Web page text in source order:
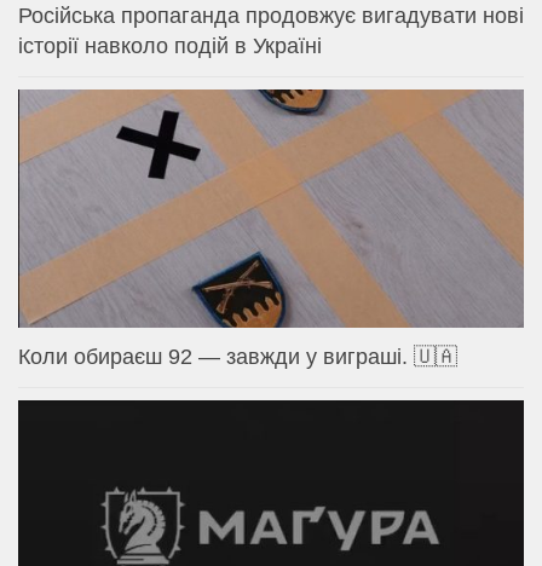
Російська пропаганда продовжує вигадувати нові
історії навколо подій в Україні
Коли обираєш 92 — завжди у виграші. 🇺🇦